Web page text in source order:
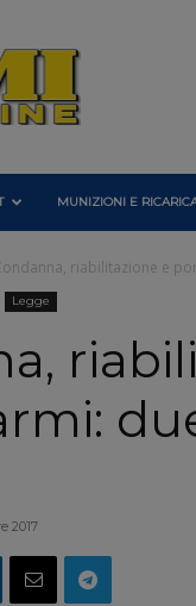
MUNIZIONI E
riabilitazione e
Legge
2017